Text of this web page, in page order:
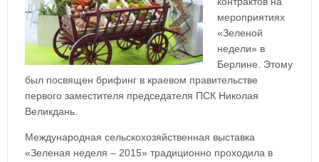
мероприятиях
«Зеленой
недели» в
Берлине. Этому
был посвящен брифинг в краевом правительстве
первого заместителя председателя ПСК Николая
Великдань.
Международная сельскохозяйственная выставка
«Зеленая неделя – 2015» традиционно проходила в